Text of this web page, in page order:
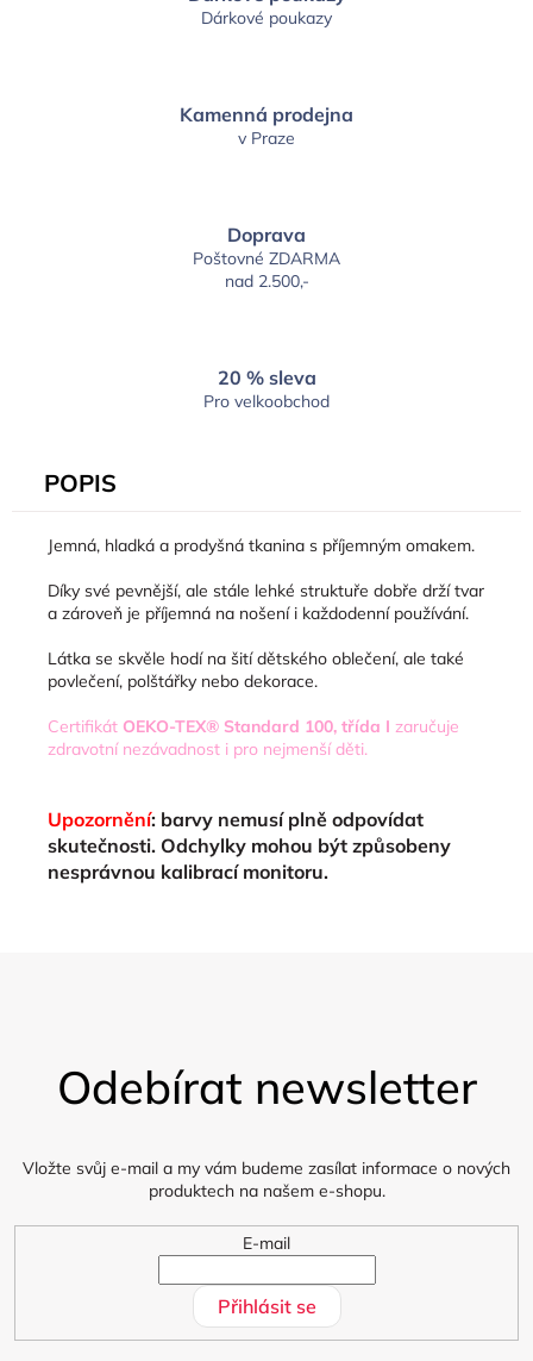
Dárkové poukazy
Kamenná prodejna
v Praze
Doprava
Poštovné ZDARMA
nad 2.500,-
20 % sleva
Pro velkoobchod
POPIS
Jemná, hladká a prodyšná tkanina s příjemným omakem.
Díky své pevnější, ale stále lehké struktuře dobře drží tvar
a zároveň je příjemná na nošení i každodenní používání.
Látka se skvěle hodí na šití dětského oblečení, ale také
povlečení, polštářky nebo dekorace.
Certifikát OEKO-TEX® Standard 100, třída I zaručuje
zdravotní nezávadnost i pro nejmenší děti.
Upozornění: barvy nemusí plně odpovídat
skutečnosti. Odchylky mohou být způsobeny
nesprávnou kalibrací monitoru.
Odebírat newsletter
Vložte svůj e-mail a my vám budeme zasílat informace o nových
produktech na našem e-shopu.
E-mail
Přihlásit se